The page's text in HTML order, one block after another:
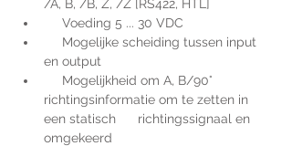
/A, B, /B, Z, /Z [RS422, HTL]
Voeding 5 ... 30 VDC
Mogelijke scheiding tussen input
en output
Mogelijkheid om A, B/90°
richtingsinformatie om te zetten in
een statisch      richtingssignaal en
omgekeerd